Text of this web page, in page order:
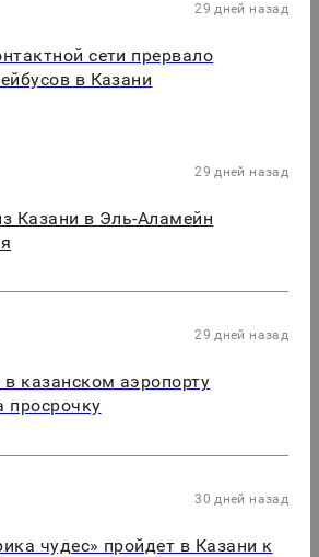
29 дней назад
сети прервало
в Казани
29 дней назад
Казани в Эль-Аламейн
29 дней назад
казанском аэропорту
просрочку
30 дней назад
чудес» пройдет в Казани к